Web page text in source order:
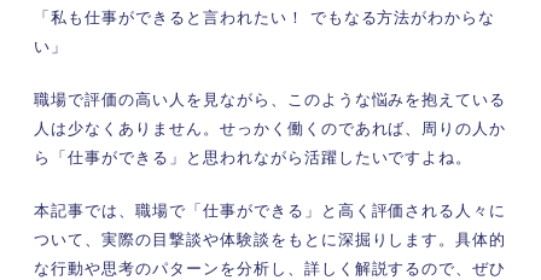
や乗り越え方を聞いてみた！
①目標達成までの計画を立ててから行動に
移す
②優先順位を付けて行動する
う
「私も仕事ができると言われたい！ でもなる方法がわからな
い」
職場で評価の高い人を見ながら、このような悩みを抱えている
人は少なくありません。せっかく働くのであれば、周りの人か
ら「仕事ができる」と思われながら活躍したいですよね。
本記事では、職場で「仕事ができる」と高く評価される人々に
ついて、実際の目撃談や体験談をもとに深掘りします。具体的
な行動や思考のパターンを分析し、詳しく解説するので、ぜひ